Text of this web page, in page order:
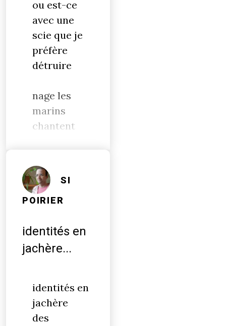
ou est-ce
avec une
scie que je
préfère
détruire
nage les
marins
chantent
SI
POIRIER
identités en
jachère...
identités en
jachère
des